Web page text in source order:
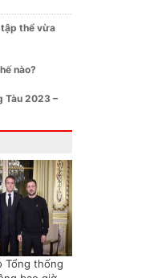
tập thể vừa
nào?
Tàu 2023 –
Tổng thống